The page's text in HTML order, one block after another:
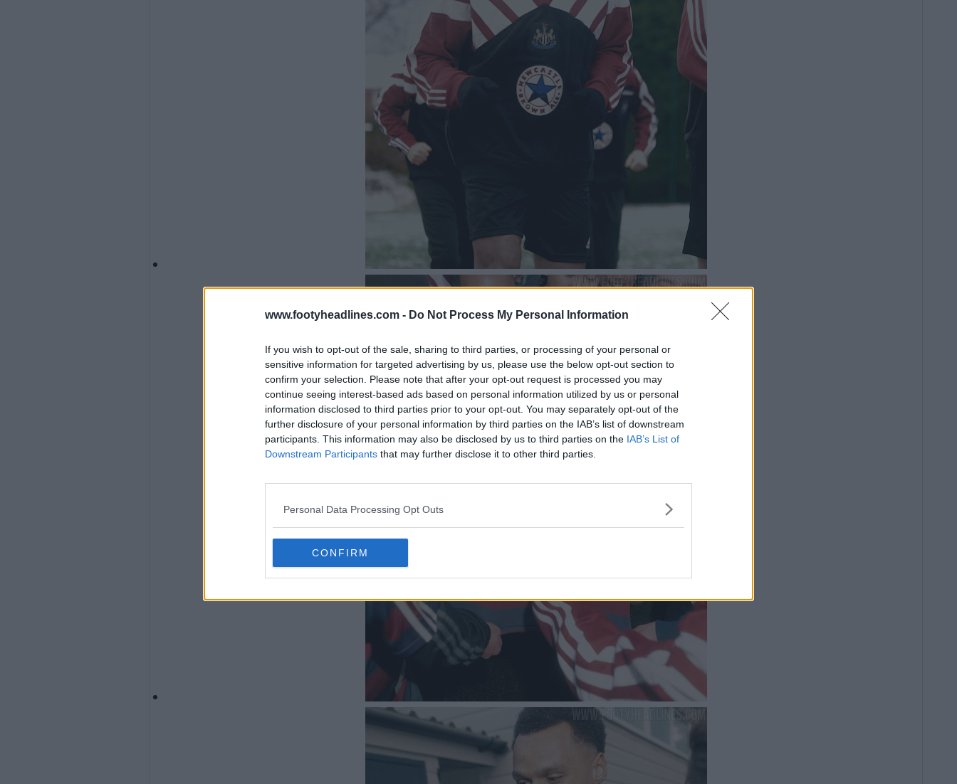
www.footyheadlines.com - Do Not Process My Personal Information
If you wish to opt-out of the sale, sharing to third parties, or processing of your personal or
sensitive information for targeted advertising by us, please use the below opt-out section to
confirm your selection. Please note that after your opt-out request is processed you may
continue seeing interest-based ads based on personal information utilized by us or personal
information disclosed to third parties prior to your opt-out. You may separately opt-out of the
further disclosure of your personal information by third parties on the IAB’s list of downstream
participants. This information may also be disclosed by us to third parties on the IAB’s List of
Downstream Participants that may further disclose it to other third parties.
Personal Data Processing Opt Outs
CONFIRM